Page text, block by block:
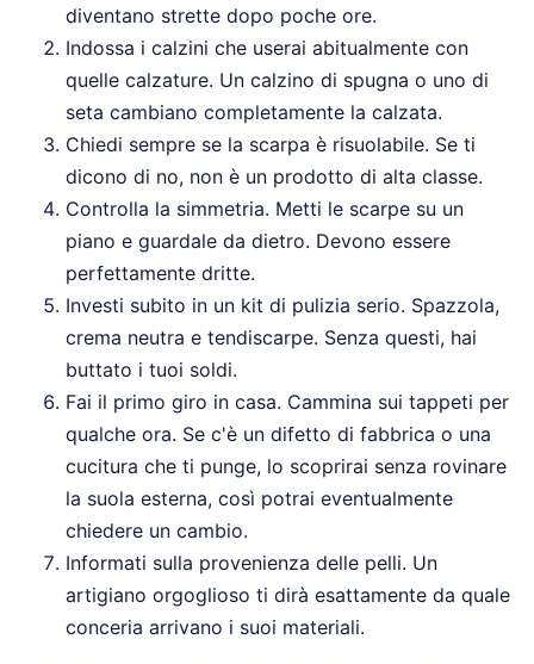
diventano strette dopo poche ore.
Indossa i calzini che userai abitualmente con
quelle calzature. Un calzino di spugna o uno di
seta cambiano completamente la calzata.
Chiedi sempre se la scarpa è risuolabile. Se ti
dicono di no, non è un prodotto di alta classe.
Controlla la simmetria. Metti le scarpe su un
piano e guardale da dietro. Devono essere
perfettamente dritte.
Investi subito in un kit di pulizia serio. Spazzola,
crema neutra e tendiscarpe. Senza questi, hai
buttato i tuoi soldi.
Fai il primo giro in casa. Cammina sui tappeti per
qualche ora. Se c'è un difetto di fabbrica o una
cucitura che ti punge, lo scoprirai senza rovinare
la suola esterna, così potrai eventualmente
chiedere un cambio.
Informati sulla provenienza delle pelli. Un
artigiano orgoglioso ti dirà esattamente da quale
conceria arrivano i suoi materiali.